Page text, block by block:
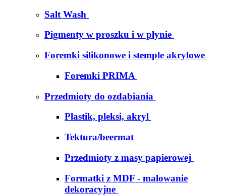
Salt Wash
Pigmenty w proszku i w płynie
Foremki silikonowe i stemple akrylowe
Foremki PRIMA
Przedmioty do ozdabiania
Plastik, pleksi, akryl
Tektura/beermat
Przedmioty z masy papierowej
Formatki z MDF - malowanie
dekoracyjne